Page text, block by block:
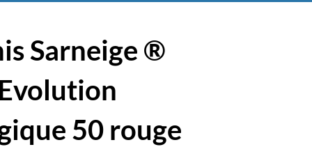
Sarneige ®
50 rouge